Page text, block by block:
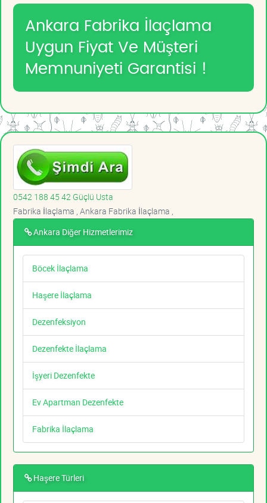
Ankara Fabrika İlaçlama
Uygun Fiyat Ve Müşteri
Memnuniyeti Garantisi !
0542 188 45 42 Güçlü Usta
Fabrika İlaçlama , Ankara Fabrika İlaçlama ,
Ankara Diğer Hizmetlerimiz
Böcek İlaçlama
Haşere İlaçlama
Dezenfeksiyon
Dezenfekte İlaçlama
İşyeri Dezenfekte
Ev Apartman Dezenfekte
Fabrika İlaçlama
Haşere Türleri